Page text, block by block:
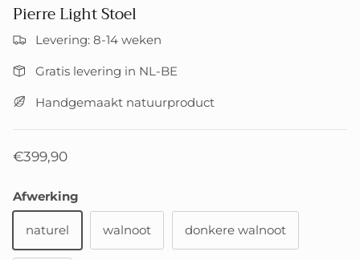
Pierre Light Stoel
Levering: 8-14 weken
Gratis levering in NL-BE
Handgemaakt natuurproduct
€399,90
Afwerking
naturel walnoot donkere walnoot